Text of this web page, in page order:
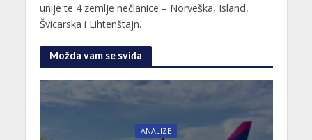
unije te 4 zemlje nečlanice – Norveška, Island,
Švicarska i Lihtenštajn.
Možda vam se sviđa
ANALIZE